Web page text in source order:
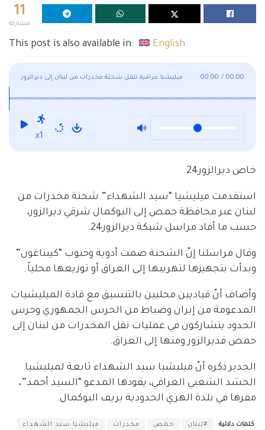
11
مشاركة
This post is also available in: English
ميليشيا عراقية تنقل شحنة مخدرات من لبنان إلى ديرالزور 00:00 / 00:00
x1
خاص ديرالزور24
استقدمت ميليشيا “سيد الشهداء” شحنة مخدرات من
لبنان عبر محافظة حمص إلى البوكمال شرقي ديرالزور،
حسب ما أفاد مراسل شبكة ديرالزور24.
وقال مراسلنا إنّ الشحنة ضمت أدوية وحبوب “كيبتاغون”
وبدأت بتجهيزها لتهريبها إلى العراق أو توزيعها محلياً.
وأضاف أنّ قياديين محليين بالتنسيق مع قادة الميليشيات
المدعومة من إيران وضباط من الحرس الجمهوري وحرس
الحدود يتشاركون في عمليات نقل المخدرات من لبنان إلى
حمص فديرالزور ومنها إلى العراق.
الجدير ذكره أنّ ميليشيا سيد الشهداء تابعة لميليشيا
الحشد الشعبي العراقي، يقودها المدعو “السيد أحمد”،
مقرها في بلدة الهري الحدودية بريف البوكمال.
كلمات دلالية: #لبنان حمص مخدرات ميليشيا سيد الشهداء